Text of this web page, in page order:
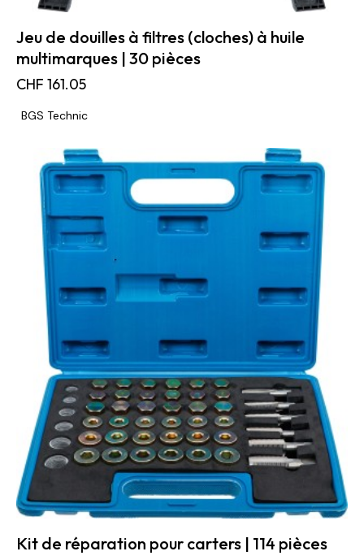
Jeu de douilles à filtres (cloches) à huile
multimarques | 30 pièces
CHF 161.05
BGS Technic
Kit de réparation pour carters | 114 pièces